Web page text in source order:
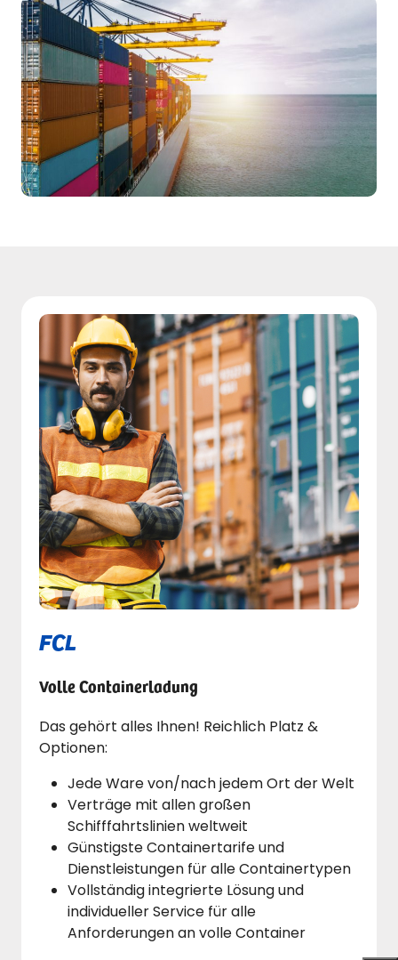
FCL
Volle Containerladung
Das gehört alles Ihnen! Reichlich Platz &
Optionen:
Jede Ware von/nach jedem Ort der Welt
Verträge mit allen großen
Schifffahrtslinien weltweit
Günstigste Containertarife und
Dienstleistungen für alle Containertypen
Vollständig integrierte Lösung und
individueller Service für alle
Anforderungen an volle Container